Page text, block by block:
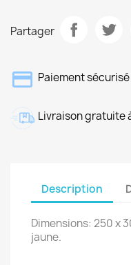
Partager
Paiement
Livraison gratuite
Description
Dimensions: 250 x
jaune.